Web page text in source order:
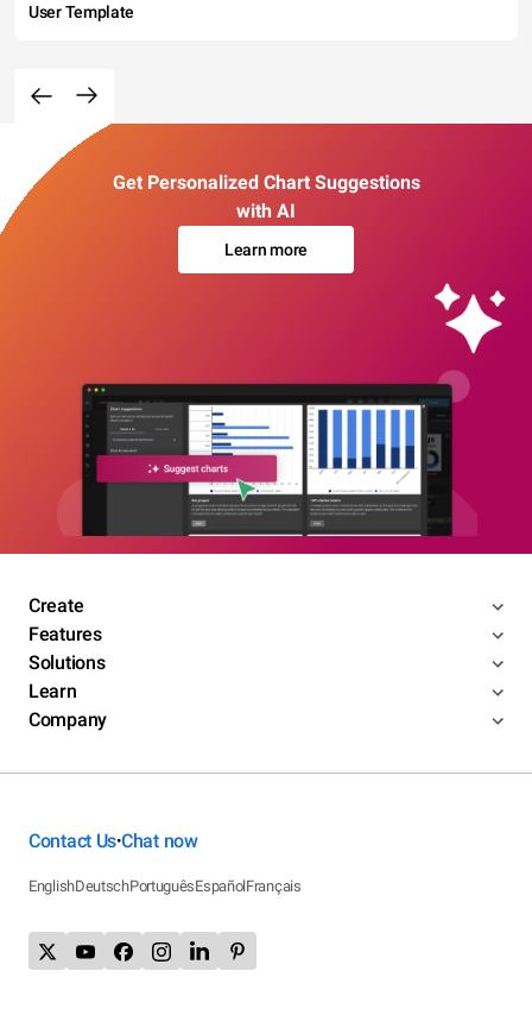
User Template
Get Personalized Chart Suggestions
with AI
Learn more
Create
Features
Solutions
Learn
Company
Contact Us•Chat now
EnglishDeutschPortuguêsEspañolFrançais